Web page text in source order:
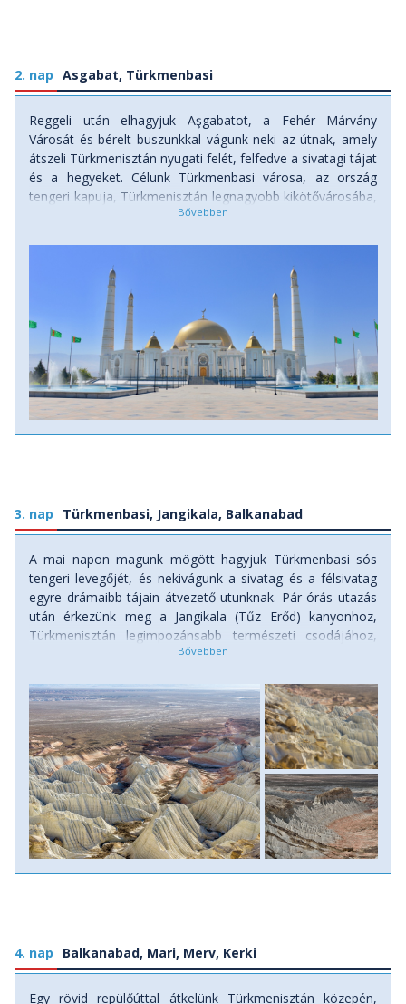
2. nap Asgabat, Türkmenbasi
Reggeli után elhagyjuk Aşgabatot, a Fehér Márvány
Városát és bérelt buszunkkal vágunk neki az útnak, amely
átszeli Türkmenisztán nyugati felét, felfedve a sivatagi tájat
és a hegyeket. Célunk Türkmenbasi városa, az ország
tengeri kapuja, Türkmenisztán legnagyobb kikötővárosába,
ahol azonnal megérezzük a Kaszpi-tenger üdítő, sós illatát.
sétányokkal és nyugodt öböllel vár. A hosszú utazás után
lazítunk, strandolunk a világ legnagyobb tavának, a Kaszpi-
tengernek a kék vizében, majd megörökítjük a
naplementét a tenger felett, amely különösen varázslatos
a város amfiteátrum-szerű elhelyezkedése miatt. Szállás:
szálloda, ellátás: reggeli, ebéd, vacsora.
3. nap Türkmenbasi, Jangikala, Balkanabad
A mai napon magunk mögött hagyjuk Türkmenbasi sós
tengeri levegőjét, és nekivágunk a sivatag és a félsivatag
egyre drámaibb tájain átvezető utunknak. Pár órás utazás
után érkezünk meg a Jangikala (Tűz Erőd) kanyonhoz,
Türkmenisztán legimpozánsabb természeti csodájához,
amely mintha egy másik bolygón lenne. Ez a hely a "tűz
élénk vörös, rózsaszín, sárga és okker színeknek. Több
millió évnyi erózió formálta a mély völgyeket, éles
sziklafalakat és monumentális, minaret-szerű formációkat.
Több órát töltünk itt, lesz időnk "elveszni" a kanyon
izgalmas ösvényein, fotózni és elmerülni e különleges táj
nyugalmában. Miután magunkba szívtuk a Jangikala
felejthetetlen szépségét, buszunkkal tovább indulunk
Balkanabad felé. Ez a nyugat-türkmén ipari központ,
egykor Nebitdag (Olajhegy) néven ismert város, kellemes
megálló a hosszú nap végén. Estére megérkezünk
ebéd, vacsora.
4. nap Balkanabad, Mari, Merv, Kerki
Egy rövid repülőúttal átkelünk Türkmenisztán közepén,